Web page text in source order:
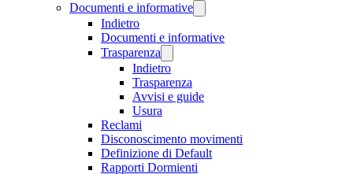
Documenti e informative
Indietro
Documenti e informative
Trasparenza
Indietro
Trasparenza
Avvisi e guide
Usura
Reclami
Disconoscimento movimenti
Definizione di Default
Rapporti Dormienti